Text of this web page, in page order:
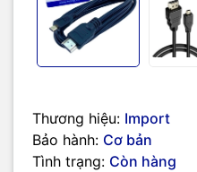
Thương hiệu: Import
Bảo hành: Cơ bản
Tình trạng: Còn hàng